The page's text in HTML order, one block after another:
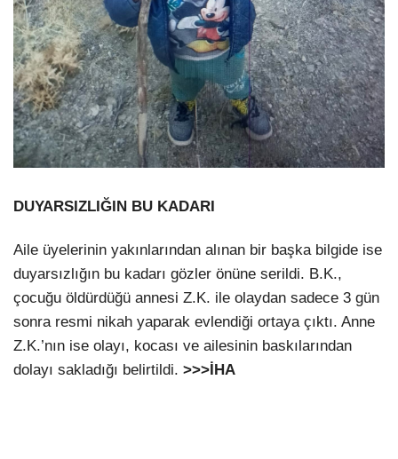
DUYARSIZLIĞIN BU KADARI
Aile üyelerinin yakınlarından alınan bir başka bilgide ise
duyarsızlığın bu kadarı gözler önüne serildi. B.K.,
çocuğu öldürdüğü annesi Z.K. ile olaydan sadece 3 gün
sonra resmi nikah yaparak evlendiği ortaya çıktı. Anne
Z.K.’nın ise olayı, kocası ve ailesinin baskılarından
dolayı sakladığı belirtildi. >>>İHA